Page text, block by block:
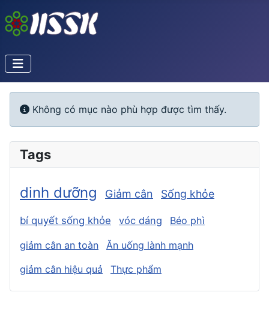
Info
Không có mục nào phù hợp được tìm thấy.
Tags
dinh dưỡng Giảm cân Sống khỏe
bí quyết sống khỏe vóc dáng Béo phì
giảm cân an toàn
Ăn uống lành mạnh
giảm cân hiệu quả
Thực phẩm